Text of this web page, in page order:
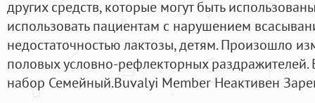
других средств, которые могут быть
использовать пациентам с нарушением
недостаточностью лактозы, детям. Произошло
половых условно-рефлекторных
набор Семейный.Buvalyi Member Неактивен